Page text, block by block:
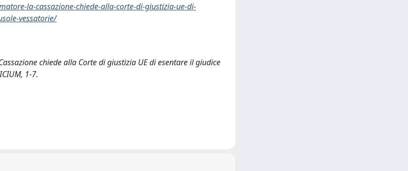
la-cassazione-chiede-alla-corte-di-giustizia-ue-di-
vessatorie/
chiede alla Corte di giustizia UE di esentare il giudice
1-7.